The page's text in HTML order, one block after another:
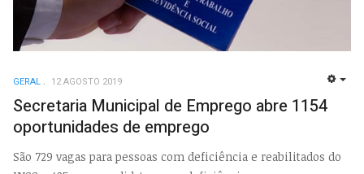
GERAL 12 AGOSTO 2019
Secretaria Municipal de Emprego abre 1154
oportunidades de emprego
São 729 vagas para pessoas com deficiência e reabilitados do